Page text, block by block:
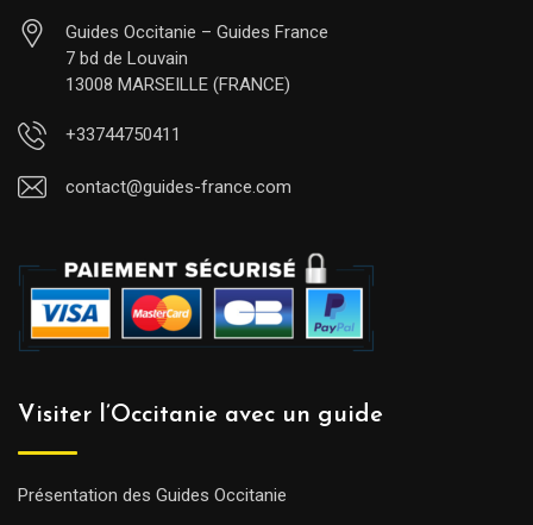
Guides Occitanie – Guides France
7 bd de Louvain
13008 MARSEILLE (FRANCE)
+33744750411
contact@guides-france.com
Visiter l’Occitanie avec un guide
Présentation des Guides Occitanie